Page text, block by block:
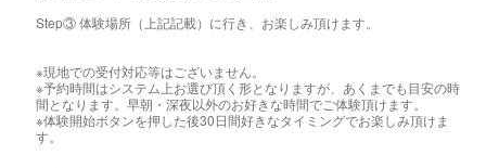
Step③ 体験場所（上記記載）に行き、お楽しみ頂けます。
※現地での受付対応等はございません。
※予約時間はシステム上お選び頂く形となりますが、あくまでも目安の時
間となります。早朝・深夜以外のお好きな時間でご体験頂けます。
※体験開始ボタンを押した後30日間好きなタイミングでお楽しみ頂けま
す。